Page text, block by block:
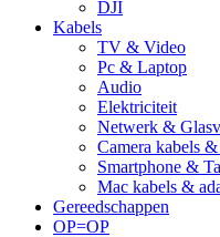
DJI
Kabels
TV & Video
Pc & Laptop
Audio
Elektriciteit
Netwerk &
Camera kabels &
Smartphone &
Mac kabels &
Gereedschappen
OP=OP